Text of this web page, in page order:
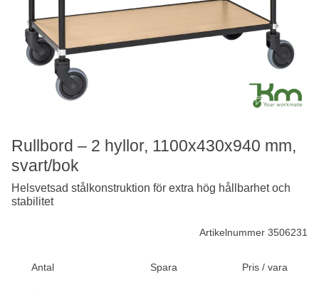
Artikelnummer 3506231
Antal Spara Pris / vara
Rullbord – 2 hyllor, 1100x430x940 mm,
svart/bok
Helsvetsad stålkonstruktion för extra hög hållbarhet och
stabilitet